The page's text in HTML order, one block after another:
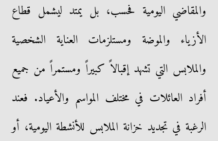
والمقاضي اليومية فحسب، بل يمتد ليشمل قطاع
الأزياء والموضة ومستلزمات العناية الشخصية
والملابس التي تشهد إقبالاً كبيراً ومستمراً من جميع
أفراد العائلات في مختلف المواسم والأعياد. فعند
الرغبة في تجديد خزانة الملابس للأنشطة اليومية، أو